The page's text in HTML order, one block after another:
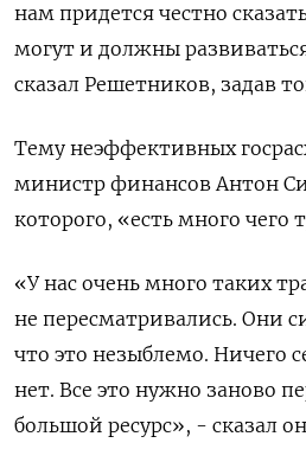
нам придется честно
могут и должны
сказал Решетников, задав
Тему неэффективных
министр финансов Антон
которого, «есть много чего
«У нас очень много таких
не пересматривались. Они
что это незыблемо. Ничего
нет. Все это нужно заново
большой ресурс», - сказал